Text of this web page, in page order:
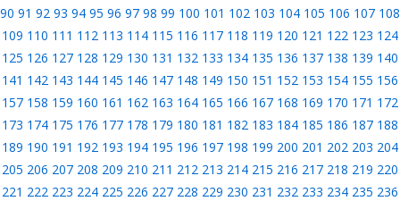
90 91 92 93 94 95 96 97 98 99 100 101 102 103 104 105 106 107 108
109 110 111 112 113 114 115 116 117 118 119 120 121 122 123 124
125 126 127 128 129 130 131 132 133 134 135 136 137 138 139 140
141 142 143 144 145 146 147 148 149 150 151 152 153 154 155 156
157 158 159 160 161 162 163 164 165 166 167 168 169 170 171 172
173 174 175 176 177 178 179 180 181 182 183 184 185 186 187 188
189 190 191 192 193 194 195 196 197 198 199 200 201 202 203 204
205 206 207 208 209 210 211 212 213 214 215 216 217 218 219 220
221 222 223 224 225 226 227 228 229 230 231 232 233 234 235 236